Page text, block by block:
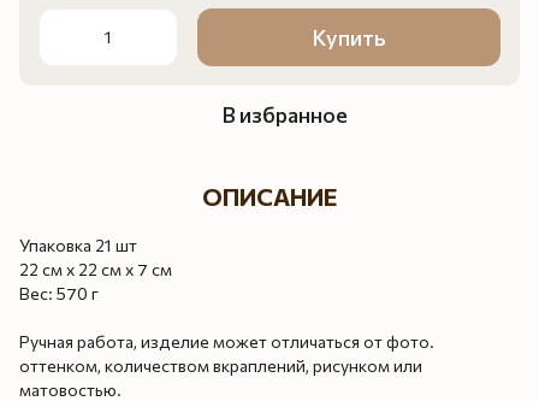
Купить
В избранное
ОПИСАНИЕ
Упаковка 21 шт
22 см х 22 см х 7 см
Вес: 570 г
Ручная работа, изделие может отличаться от фото.
оттенком, количеством вкраплений, рисунком или
матовостью.